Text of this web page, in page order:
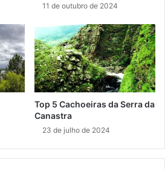
11 de outubro de 2024
Top 5 Cachoeiras da Serra da
Canastra
23 de julho de 2024